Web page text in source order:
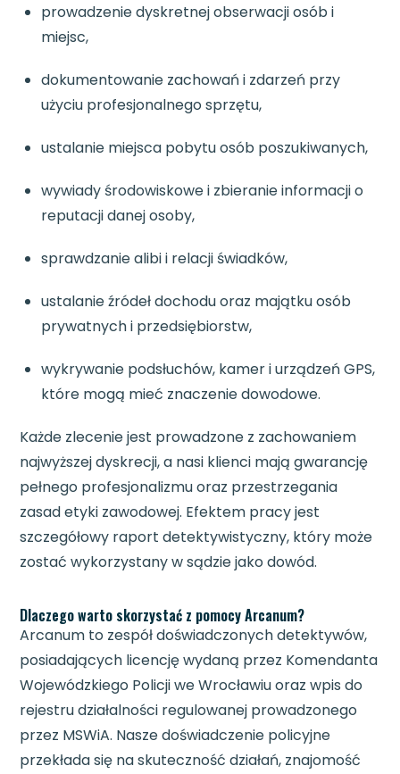
prowadzenie dyskretnej obserwacji osób i
miejsc,
dokumentowanie zachowań i zdarzeń przy
użyciu profesjonalnego sprzętu,
ustalanie miejsca pobytu osób poszukiwanych,
wywiady środowiskowe i zbieranie informacji o
reputacji danej osoby,
sprawdzanie alibi i relacji świadków,
ustalanie źródeł dochodu oraz majątku osób
prywatnych i przedsiębiorstw,
wykrywanie podsłuchów, kamer i urządzeń GPS,
które mogą mieć znaczenie dowodowe.
Każde zlecenie jest prowadzone z zachowaniem
najwyższej dyskrecji, a nasi klienci mają gwarancję
pełnego profesjonalizmu oraz przestrzegania
zasad etyki zawodowej. Efektem pracy jest
szczegółowy raport detektywistyczny, który może
zostać wykorzystany w sądzie jako dowód.
Dlaczego warto skorzystać z pomocy Arcanum?
Arcanum to zespół doświadczonych detektywów,
posiadających licencję wydaną przez Komendanta
Wojewódzkiego Policji we Wrocławiu oraz wpis do
rejestru działalności regulowanej prowadzonego
przez MSWiA. Nasze doświadczenie policyjne
przekłada się na skuteczność działań, znajomość